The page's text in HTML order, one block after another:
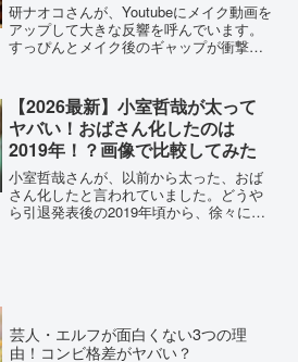
研ナオコさんが、Youtubeにメイク動画を
アップして大きな反響を呼んでいます。
すっぴんとメイク後のギャップが衝撃で
か？通販情報などをまとめました。研ナ
オコ愛用化粧品は...
【2026最新】小室哲哉が太って
ヤバい！おばさん化したのは
2019年！？画像で比較してみた
小室哲哉さんが、以前から太った、おば
さん化したと言われていました。どうや
ら引退発表後の2019年頃から、徐々に太
芸人・エルフが面白くない3つの理
由！コンビ格差がヤバい？